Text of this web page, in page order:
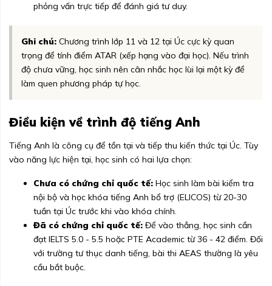
phỏng vấn trực tiếp để đánh giá tư duy.
Ghi chú: Chương trình lớp 11 và 12 tại Úc cực kỳ quan
trọng để tính điểm ATAR (xếp hạng vào đại học). Nếu trình
độ chưa vững, học sinh nên cân nhắc học lùi lại một kỳ để
làm quen phương pháp tự học.
Điều kiện về trình độ tiếng Anh
Tiếng Anh là công cụ để tồn tại và tiếp thu kiến thức tại Úc. Tùy
vào năng lực hiện tại, học sinh có hai lựa chọn:
Chưa có chứng chỉ quốc tế: Học sinh làm bài kiểm tra
nội bộ và học khóa tiếng Anh bổ trợ (ELICOS) từ 20-30
tuần tại Úc trước khi vào khóa chính.
Đã có chứng chỉ quốc tế: Để vào thẳng, học sinh cần
đạt IELTS 5.0 - 5.5 hoặc PTE Academic từ 36 - 42 điểm. Đối
với trường tư thục danh tiếng, bài thi AEAS thường là yêu
cầu bắt buộc.